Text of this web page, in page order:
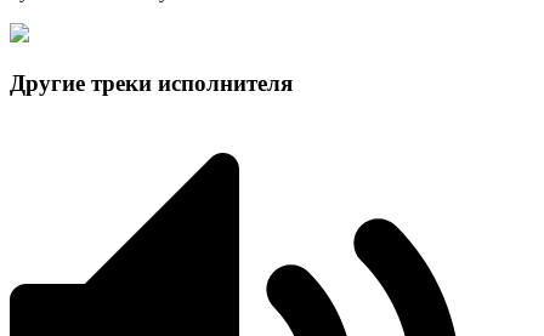
Другие треки исполнителя